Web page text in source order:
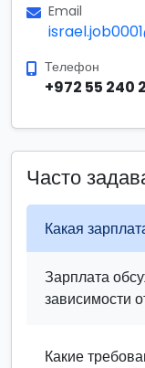
Email
Телефон
+972 55 240
Часто
Какая
Зарплата
зависимости
Какие